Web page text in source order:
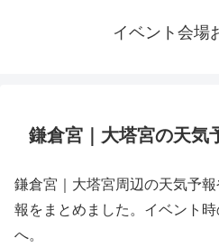
イベント会場
鎌倉宮｜大塔宮の天気
鎌倉宮｜大塔宮周辺の天気予
報をまとめました。イベント
へ。